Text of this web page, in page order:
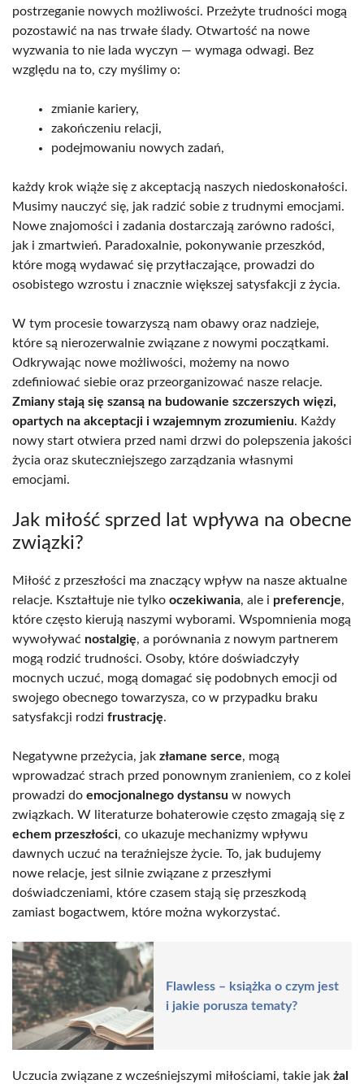
postrzeganie nowych możliwości. Przeżyte trudności mogą
pozostawić na nas trwałe ślady. Otwartość na nowe
wyzwania to nie lada wyczyn — wymaga odwagi. Bez
względu na to, czy myślimy o:
zmianie kariery,
zakończeniu relacji,
podejmowaniu nowych zadań,
każdy krok wiąże się z akceptacją naszych niedoskonałości.
Musimy nauczyć się, jak radzić sobie z trudnymi emocjami.
Nowe znajomości i zadania dostarczają zarówno radości,
jak i zmartwień. Paradoxalnie, pokonywanie przeszkód,
które mogą wydawać się przytłaczające, prowadzi do
osobistego wzrostu i znacznie większej satysfakcji z życia.
W tym procesie towarzyszą nam obawy oraz nadzieje,
które są nierozerwalnie związane z nowymi początkami.
Odkrywając nowe możliwości, możemy na nowo
zdefiniować siebie oraz przeorganizować nasze relacje.
Zmiany stają się szansą na budowanie szczerszych więzi,
opartych na akceptacji i wzajemnym zrozumieniu. Każdy
nowy start otwiera przed nami drzwi do polepszenia jakości
życia oraz skuteczniejszego zarządzania własnymi
emocjami.
Jak miłość sprzed lat wpływa na obecne
związki?
Miłość z przeszłości ma znaczący wpływ na nasze aktualne
relacje. Kształtuje nie tylko oczekiwania, ale i preferencje,
które często kierują naszymi wyborami. Wspomnienia mogą
wywoływać nostalgię, a porównania z nowym partnerem
mogą rodzić trudności. Osoby, które doświadczyły
mocnych uczuć, mogą domagać się podobnych emocji od
swojego obecnego towarzysza, co w przypadku braku
satysfakcji rodzi frustrację.
Negatywne przeżycia, jak złamane serce, mogą
wprowadzać strach przed ponownym zranieniem, co z kolei
prowadzi do emocjonalnego dystansu w nowych
związkach. W literaturze bohaterowie często zmagają się z
echem przeszłości, co ukazuje mechanizmy wpływu
dawnych uczuć na teraźniejsze życie. To, jak budujemy
nowe relacje, jest silnie związane z przeszłymi
doświadczeniami, które czasem stają się przeszkodą
zamiast bogactwem, które można wykorzystać.
Flawless – książka o czym jest
i jakie porusza tematy?
Uczucia związane z wcześniejszymi miłościami, takie jak żal